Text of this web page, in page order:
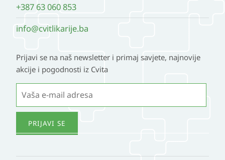
+387 63 060 853
info@cvitlikarije.ba
Prijavi se na naš newsletter i primaj savjete, najnovije
akcije i pogodnosti iz Cvita